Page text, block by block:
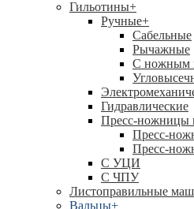
Гильотины+
Ручные+
Сабельные
Рычажные
С ножным
Гидравлические
Пресс-ножницы
Пресс-
Пресс-
С УЦИ
С ЧПУ
Листоправильные
Вальцы+